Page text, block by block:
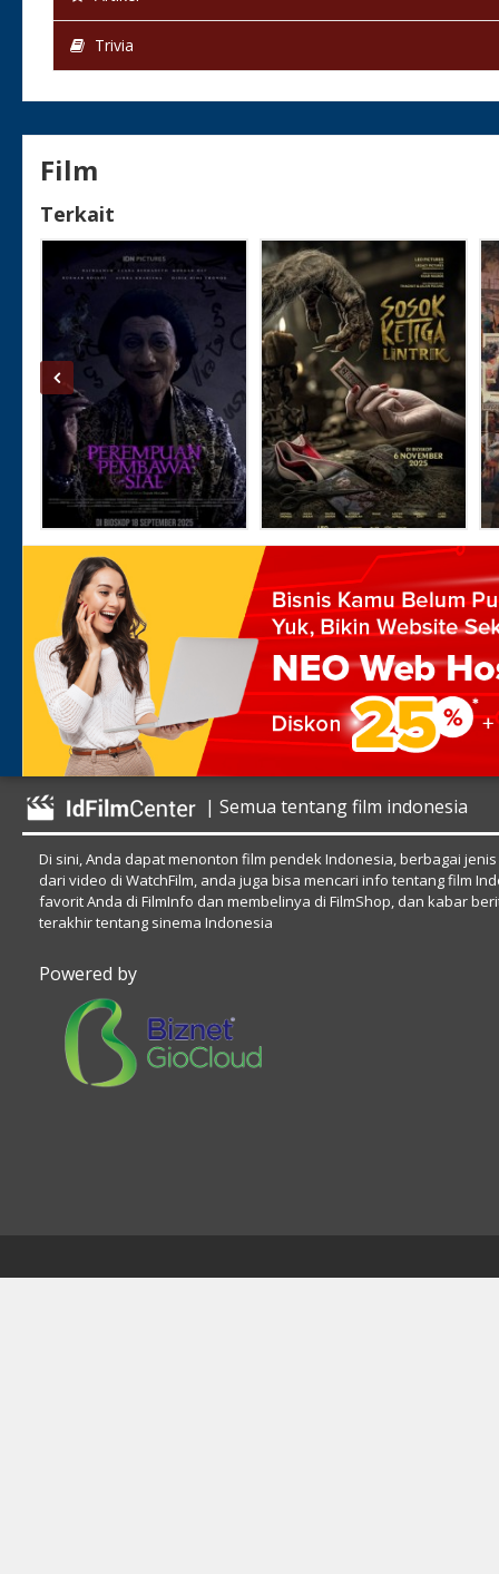
Trivia
Film
Terkait
| Semua tentang film indonesia
Di sini, Anda dapat menonton film pendek Indonesia, berbagai
dari video di WatchFilm, anda juga bisa mencari info tentang film
favorit Anda di FilmInfo dan membelinya di FilmShop, dan kabar
terakhir tentang sinema Indonesia
Powered by